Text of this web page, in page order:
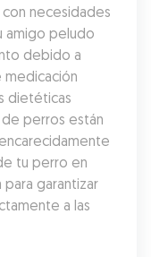
necesidades
amigo peludo
debido a
dietéticas
perros están
tu perro en
garantizar
a las